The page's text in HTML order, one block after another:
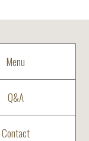
Menu
Q&A
Contact